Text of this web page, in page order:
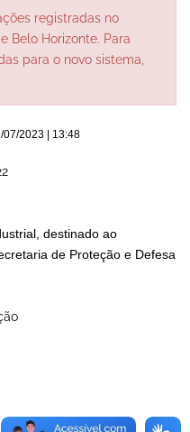
registradas no
Belo Horizonte. Para
para o novo sistema,
07/2023 | 13:48
destinado ao
de Proteção e Defesa